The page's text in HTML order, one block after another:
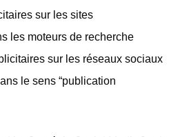
sur les sites
les moteurs de recherche
sur les réseaux sociaux
le sens “publication